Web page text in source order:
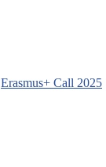
Erasmus+ Call 2025